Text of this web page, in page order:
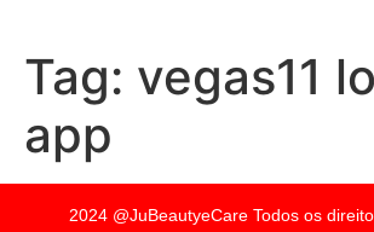
Tag: vegas11
app
2024 @JuBeautyeCare Todos os